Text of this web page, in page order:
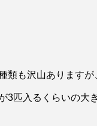
類も沢山あります
3匹入るくらいの大